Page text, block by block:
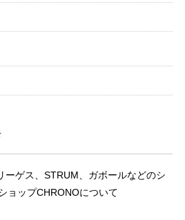
ーゲス、STRUM、ガボールなどのシ
ョップCHRONOについて